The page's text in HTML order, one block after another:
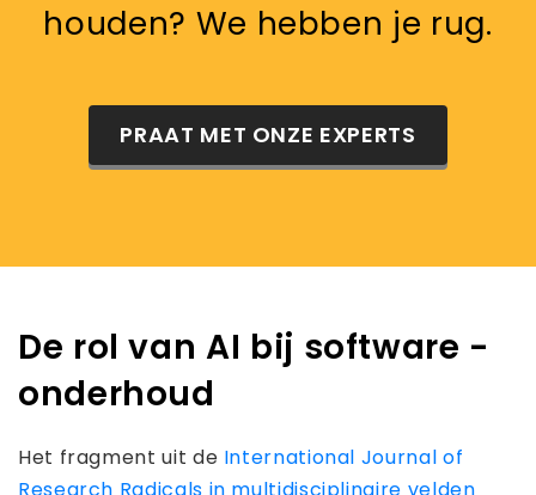
houden? We hebben je rug.
PRAAT MET ONZE EXPERTS
De rol van AI bij software -
onderhoud
Het fragment uit de International Journal of
Research Radicals in multidisciplinaire velden